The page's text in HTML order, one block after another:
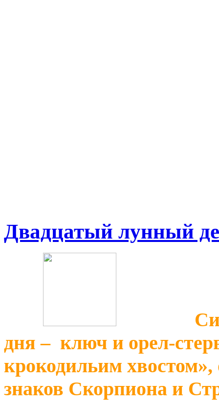
Двадцатый лунный
дня – ключ и орел-
крокодильим
знаков Скорпиона и